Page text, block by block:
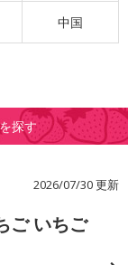
中国
探す
2026/07/30 更新
ご いちご